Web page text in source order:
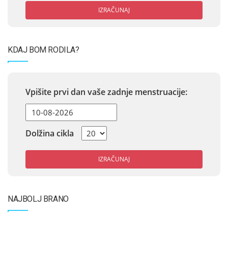
IZRAČUNAJ
KDAJ BOM RODILA?
Vpišite prvi dan vaše zadnje menstruacije:
Dolžina cikla
IZRAČUNAJ
NAJBOLJ BRANO